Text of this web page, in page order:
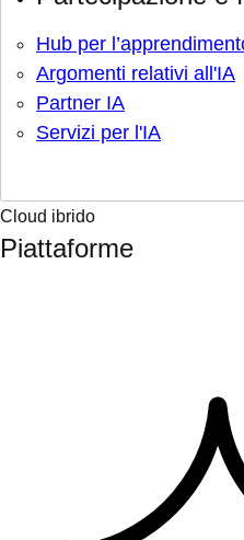
Hub per
Argomenti relativi all'IA
Partner IA
Servizi per l'IA
Cloud ibrido
Piattaforme